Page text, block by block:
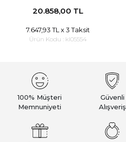
20.858,00 TL
7.647,93 TL x 3 Taksit
Ürün Kodu : kl05554
100% Müşteri
Memnuniyeti
Güvenli
Alışveriş